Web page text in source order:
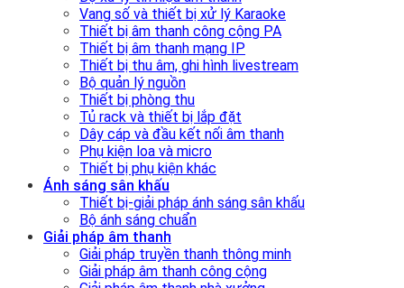
Vang số và thiết bị xử lý Karaoke
Thiết bị âm thanh công cộng PA
Thiết bị âm thanh mạng IP
Thiết bị thu âm, ghi hình livestream
Bộ quản lý nguồn
Thiết bị phòng thu
Tủ rack và thiết bị lắp đặt
Dây cáp và đầu kết nối âm thanh
Phụ kiện loa và micro
Thiết bị phụ kiện khác
Ánh sáng sân khấu
Thiết bị-giải pháp ánh sáng sân khấu
Bộ ánh sáng chuẩn
Giải pháp âm thanh
Giải pháp truyền thanh thông minh
Giải pháp âm thanh công cộng